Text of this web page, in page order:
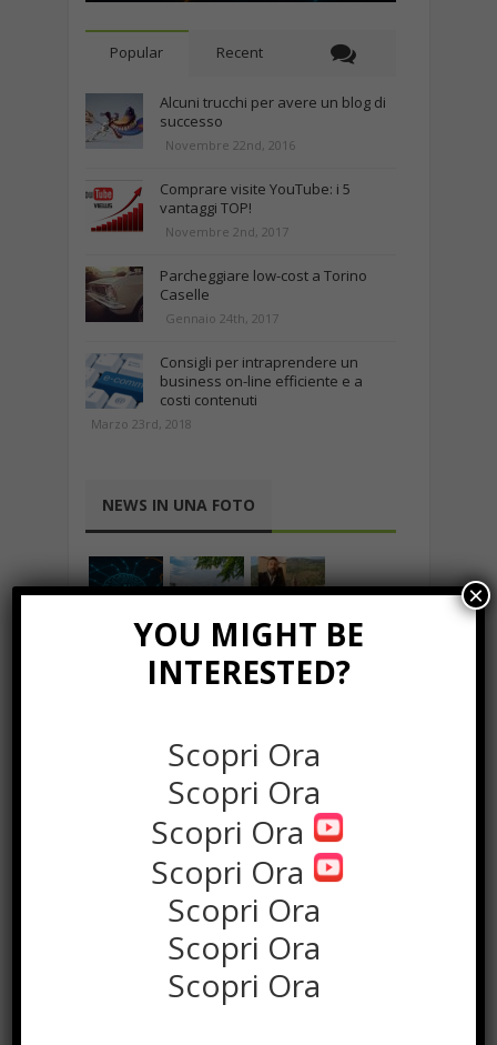
Popular Recent
Alcuni trucchi per avere un blog di
successo
Novembre 22nd, 2016
Comprare visite YouTube: i 5
vantaggi TOP!
Novembre 2nd, 2017
Parcheggiare low-cost a Torino
Caselle
Gennaio 24th, 2017
Consigli per intraprendere un
business on-line efficiente e a
costi contenuti
Marzo 23rd, 2018
NEWS IN UNA FOTO
POPOLARI
Alcuni trucchi per avere un blog di
successo
Novembre 22nd, 2016
YOU MIGHT BE
INTERESTED?
Scopri Ora
Scopri Ora
Scopri Ora
Scopri Ora
Scopri Ora
Scopri Ora
Scopri Ora
×